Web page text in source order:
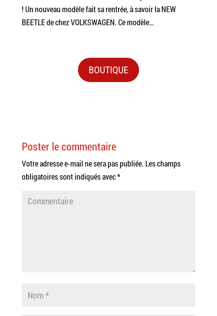
! Un nouveau modèle fait sa rentrée, à savoir la NEW
BEETLE de chez VOLKSWAGEN. Ce modèle…
BOUTIQUE
Poster le commentaire
Votre adresse e-mail ne sera pas publiée. Les champs
obligatoires sont indiqués avec*